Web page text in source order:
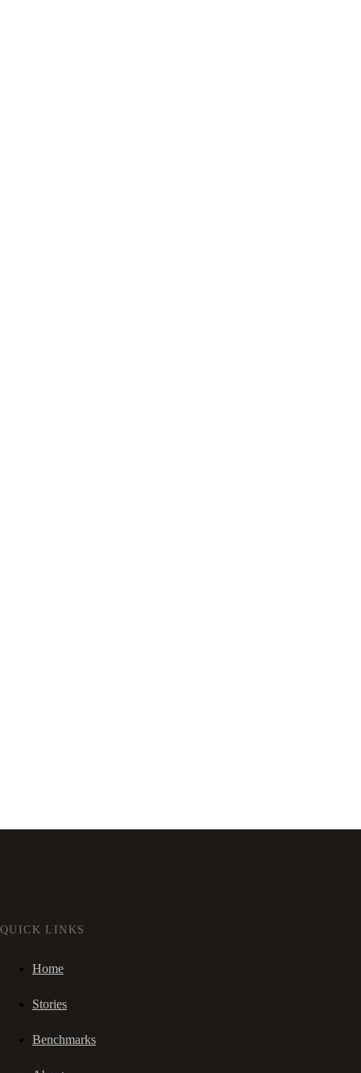
QUICK LINKS
Home
Stories
Benchmarks